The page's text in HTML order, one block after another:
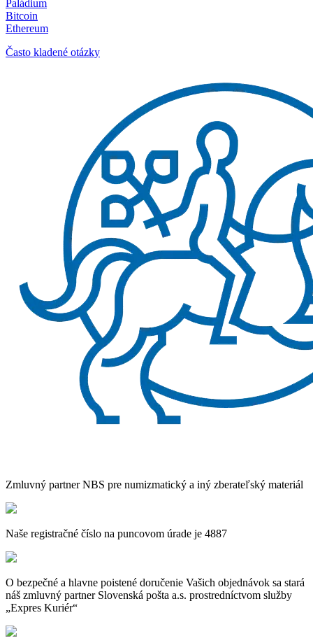
Paládium
Bitcoin
Ethereum
Často kladené otázky
Zmluvný partner NBS pre numizmatický a iný zberateľský materiál
Naše registračné číslo na puncovom úrade je 4887
O bezpečné a hlavne poistené doručenie Vašich objednávok sa stará
náš zmluvný partner Slovenská pošta a.s. prostredníctvom služby
„Expres Kuriér“